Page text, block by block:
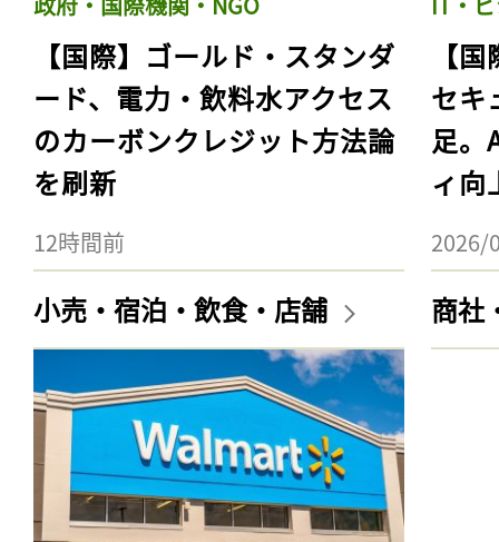
【国際】ゴールド・スタンダ
ード、電力・飲料水アクセス
のカーボンクレジット方法論
を刷新
12時間前
【
セキ
足。
ィ向
2026/
小売・宿泊・飲食・店舗 商社